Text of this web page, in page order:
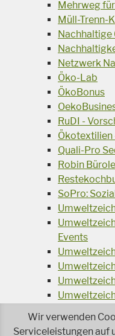
Mehrweg
Müll-Trenn-
Netzwerk
Öko-Lab
ÖkoBonus
RuDI -
Ökotextilien
Quali-Pro
Robin
SoPro:
Events
Wir verwenden
Serviceleistungen auf